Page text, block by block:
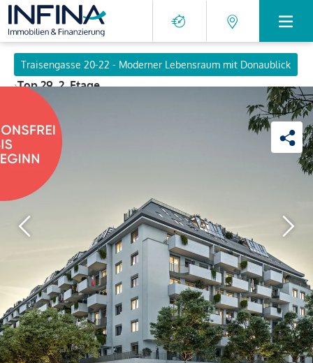
Traisengasse 20-22 - Moderner Lebensraum mit Donaublick
›Top 29, 2. Etage